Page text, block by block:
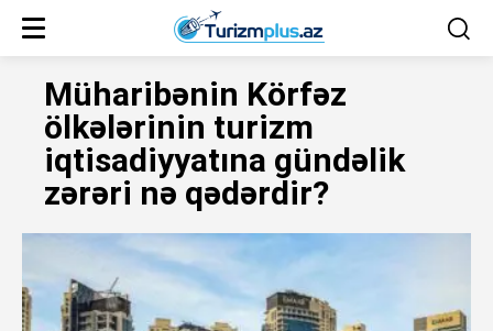
Müharibənin Körfəz
ölkələrinin turizm
iqtisadiyyatına gündəlik
zərəri nə qədərdir?